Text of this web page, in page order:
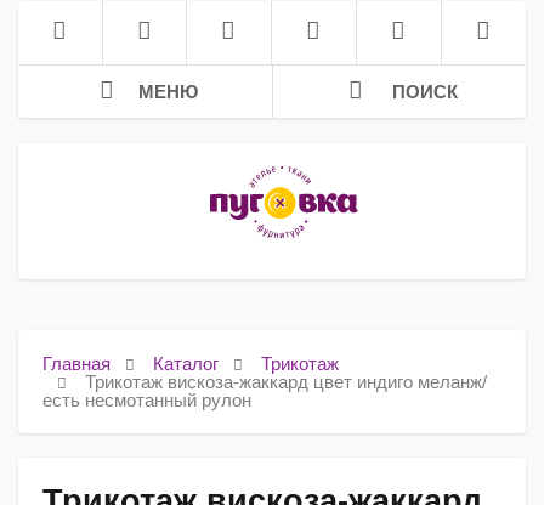
МЕНЮ ПОИСК
Главная Каталог
Трикотаж
Трикотаж вискоза-жаккард цвет индиго меланж/
есть несмотанный рулон